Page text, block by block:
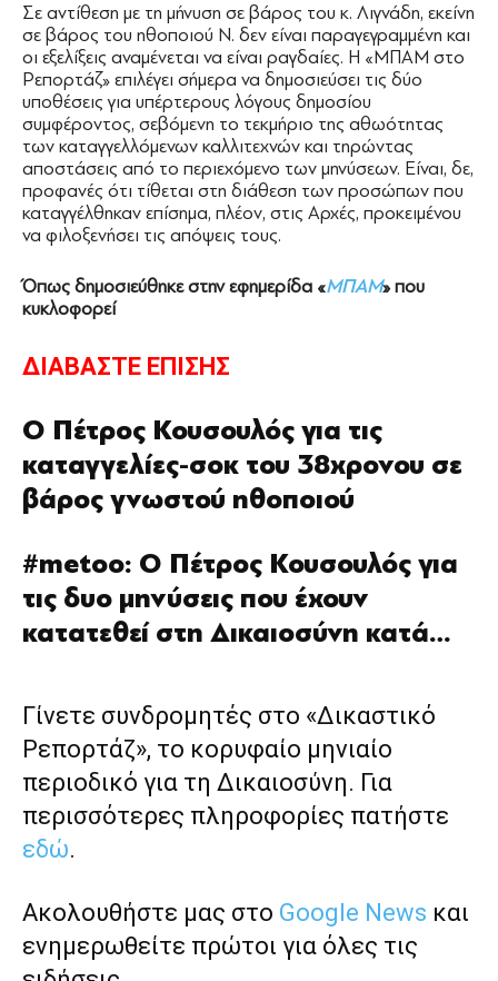
Σε αντίθεση με τη μήνυση σε βάρος του κ. Λιγνάδη, εκείνη
σε βάρος του ηθοποιού Ν. δεν είναι παραγεγραμμένη και
οι εξελίξεις αναμένεται να είναι ραγδαίες. Η «ΜΠΑΜ στο
Ρεπορτάζ» επιλέγει σήμερα να δημοσιεύσει τις δύο
υποθέσεις για υπέρτερους λόγους δημοσίου
συμφέροντος, σεβόμενη το τεκμήριο της αθωότητας
των καταγγελλόμενων καλλιτεχνών και τηρώντας
αποστάσεις από το περιεχόμενο των μηνύσεων. Είναι, δε,
προφανές ότι τίθεται στη διάθεση των προσώπων που
καταγγέλθηκαν επίσημα, πλέον, στις Αρχές, προκειμένου
να φιλοξενήσει τις απόψεις τους.
Όπως δημοσιεύθηκε στην εφημερίδα «ΜΠΑΜ» που
κυκλοφορεί
ΔΙΑΒΑΣΤΕ ΕΠΙΣΗΣ
Ο Πέτρος Κουσουλός για τις
καταγγελίες-σοκ του 38χρονου σε
βάρος γνωστού ηθοποιού
#metoo: Ο Πέτρος Κουσουλός για
τις δυο μηνύσεις που έχουν
κατατεθεί στη Δικαιοσύνη κατά…
Γίνετε συνδρομητές στο «Δικαστικό
Ρεπορτάζ», το κορυφαίο μηνιαίο
περιοδικό για τη Δικαιοσύνη. Για
περισσότερες πληροφορίες πατήστε
εδώ.
Ακολουθήστε μας στο Google News και
ενημερωθείτε πρώτοι για όλες τις